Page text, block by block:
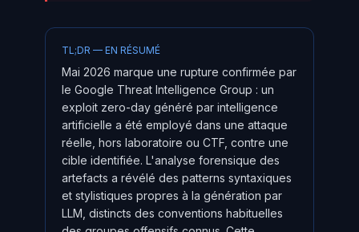
TL;DR — EN RÉSUMÉ
Mai 2026 marque une rupture confirmée par
le Google Threat Intelligence Group : un
exploit zero-day généré par intelligence
artificielle a été employé dans une attaque
réelle, hors laboratoire ou CTF, contre une
cible identifiée. L'analyse forensique des
artefacts a révélé des patterns syntaxiques
et stylistiques propres à la génération par
LLM, distincts des conventions habituelles